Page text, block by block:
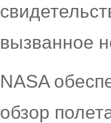
вызванное
NASA
обзор